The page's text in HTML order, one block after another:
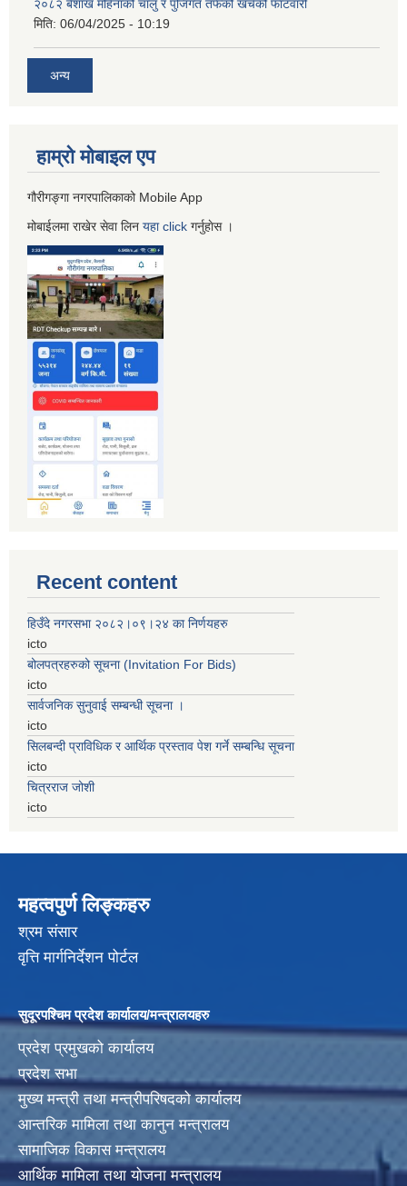
२०८२ बैशाख महिनाको चालु र पुँजिगत तर्फको खर्चको फाँटवारी
मिति: 06/04/2025 - 10:19
अन्य
हाम्रो माेबाइल एप
गौरीगङ्गा नगरपालिकाको Mobile App
मोबाईलमा राखेर सेवा लिन यहाclick गर्नुहाेस ।
Recent content
हिउँदे नगरसभा २०८२।०९।२४ का निर्णयहरु
icto
बोलपत्रहरुको सूचना (Invitation For Bids)
icto
सार्वजनिक सुनुवाई सम्बन्धी सूचना ।
icto
सिलबन्दी प्राविधिक र आर्थिक प्रस्ताव पेश गर्ने सम्बन्धि सूचना
icto
चित्रराज जोशी
icto
महत्वपुर्ण लिङ्कहरु
श्रम संसार
वृत्ति मार्गनिर्देशन पोर्टल
सुदूरपश्चिम प्रदेश कार्यालय/मन्त्रालयहरु
प्रदेश प्रमुखको कार्यालय
प्रदेश सभा
मुख्य मन्त्री तथा मन्त्रीपरिषदको कार्यालय
आन्तरिक मामिला तथा कानुन मन्त्रालय
सामाजिक विकास मन्त्रालय
आर्थिक मामिला तथा योजना मन्त्रालय